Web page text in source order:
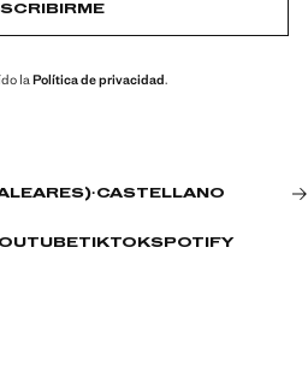
la Política de privacidad.
·CASTELLANO
TIKTOKSPOTIFY